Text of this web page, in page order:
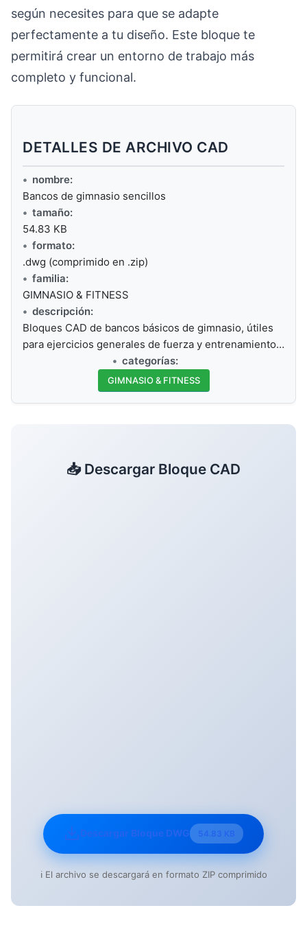
según necesites para que se adapte
perfectamente a tu diseño. Este bloque te
permitirá crear un entorno de trabajo más
completo y funcional.
DETALLES DE ARCHIVO CAD
nombre:
Bancos de gimnasio sencillos
tamaño:
54.83 KB
formato:
.dwg (comprimido en .zip)
familia:
GIMNASIO & FITNESS
descripción:
Bloques CAD de bancos básicos de gimnasio, útiles
para ejercicios generales de fuerza y entrenamiento…
categorías:
GIMNASIO & FITNESS
📥 Descargar Bloque CAD
Descargar Bloque DWG 54.83 KB
ℹ️ El archivo se descargará en formato ZIP comprimido